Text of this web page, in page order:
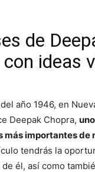
de
ideas
año 1946, en
Deepak Chopra,
más importantes de
tendrás la
de él, así como